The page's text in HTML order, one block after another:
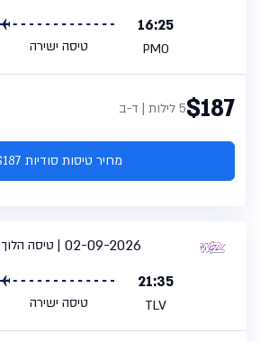
16:25
PMO טיסה ישירה
$1875 לילות | ד-ב
מחיר טיסות סודיות $187
טיסה הלוך
02-09-2026
21:35
TLV טיסה ישירה